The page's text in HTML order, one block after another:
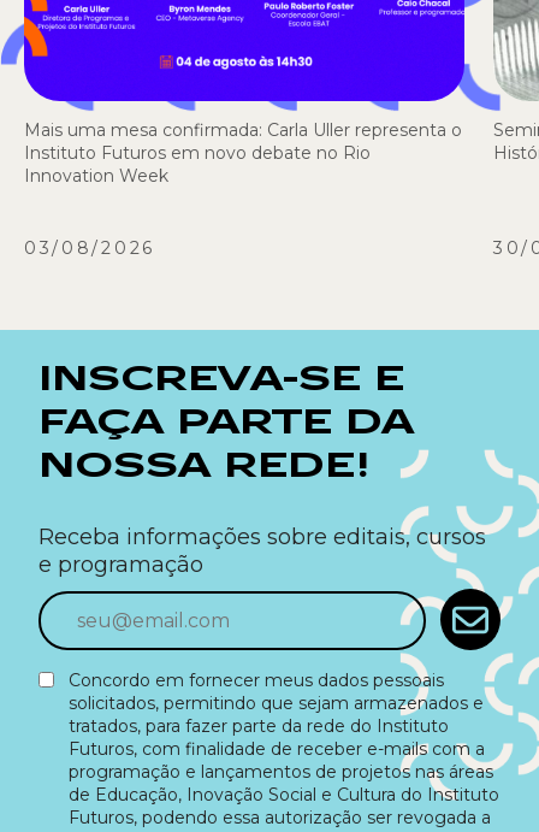
Mais uma mesa confirmada: Carla Uller representa o
Instituto Futuros em novo debate no Rio
Innovation Week
03/08/2026 30/
INSCREVA-SE E
FAÇA PARTE DA
NOSSA REDE!
Receba informações sobre editais, cursos
e programação
Concordo em fornecer meus dados pessoais
solicitados, permitindo que sejam armazenados e
tratados, para fazer parte da rede do Instituto
Futuros, com finalidade de receber e-mails com a
programação e lançamentos de projetos nas áreas
de Educação, Inovação Social e Cultura do Instituto
Futuros, podendo essa autorização ser revogada a